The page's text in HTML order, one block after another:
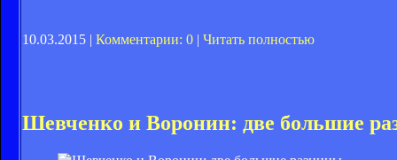
10.03.2015 | Комментарии: 0 | Читать полностью
Шевченко и Воронин: две большие